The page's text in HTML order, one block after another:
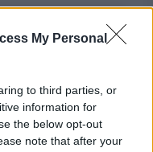
My Personal
to third parties, or
information for
the below opt-out
note that after your